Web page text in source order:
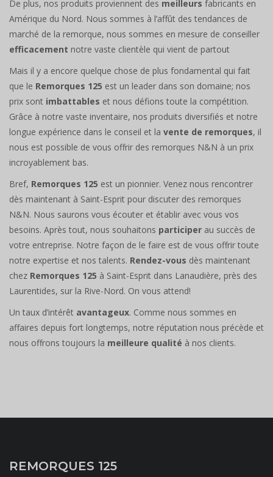
De plus, nos produits proviennent des meilleurs fabricants en
Amérique du Nord. Nous sommes à l’affût des tendances de
marché de la remorque, nous sommes en mesure de conseiller
efficacement notre vaste clientèle qui vient de partout
Mais il y a encore quelque chose de plus fondamental qui fait
que le Remorques 125 est un leader dans son domaine; nos
prix sont imbattables et nous défions toute la compétition.
Grâce à notre vaste inventaire, nos produits diversifiés et notre
longue expérience dans le conseil et la vente de remorques, il
nous est possible de vous offrir des remorques N&N à un prix
incroyablement bas.
Bref, Remorques 125 est un pionnier. Venez nous rencontrer
dès maintenant à Saint-Esprit pour discuter des remorques
N&N. Nous saurons vous écouter et établir avec vous vos
besoins. Après tout, nous souhaitons participer au succès de
votre entreprise. Notre façon de le faire est de vous offrir toute
notre expertise et nos talents. Rendez-vous dès maintenant
chez Remorques 125 à Saint-Esprit dans Lanaudière, près des
Laurentides, sur la Rive-Nord. On vous attend!
Un taux d’intérêt avantageux. Comme nous sommes en
affaires depuis fort longtemps, notre réputation nous précède et
nous offrons toujours la meilleure qualité à nos clients.
REMORQUES 125